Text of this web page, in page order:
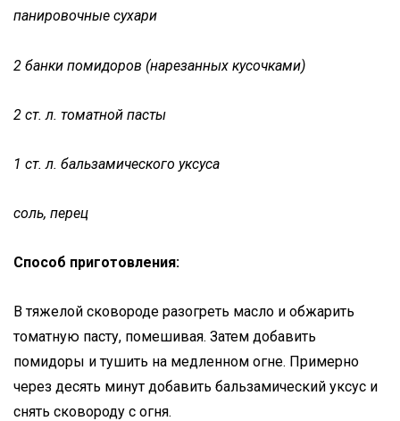
панировочные сухари
2 банки помидоров (нарезанных кусочками)
2 ст. л. томатной пасты
1 ст. л. бальзамического уксуса
соль, перец
Способ приготовления:
В тяжелой сковороде разогреть масло и обжарить
томатную пасту, помешивая. Затем добавить
помидоры и тушить на медленном огне. Примерно
через десять минут добавить бальзамический уксус и
снять сковороду с огня.